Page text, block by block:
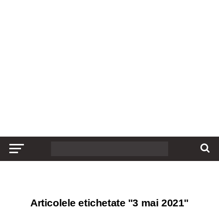
Articolele etichetate "3 mai 2021"